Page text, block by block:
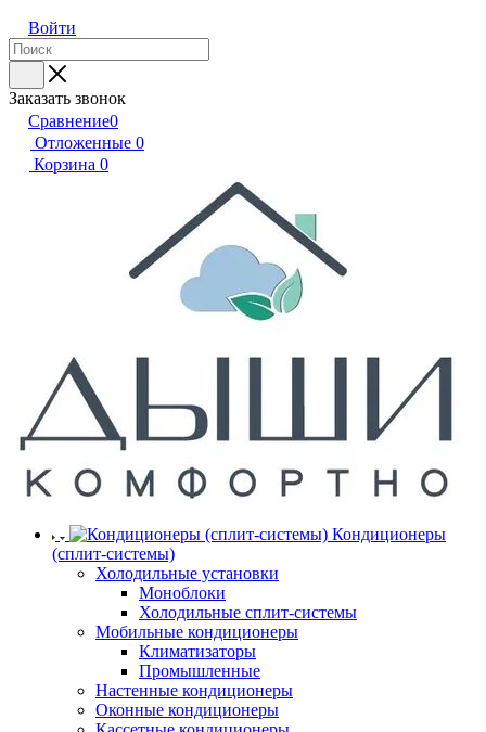
Войти
Заказать звонок
Сравнение0
Отложенные 0
Корзина 0
Кондиционеры
(сплит-системы)
Холодильные установки
Моноблоки
Холодильные сплит-системы
Мобильные кондиционеры
Климатизаторы
Промышленные
Настенные кондиционеры
Оконные кондиционеры